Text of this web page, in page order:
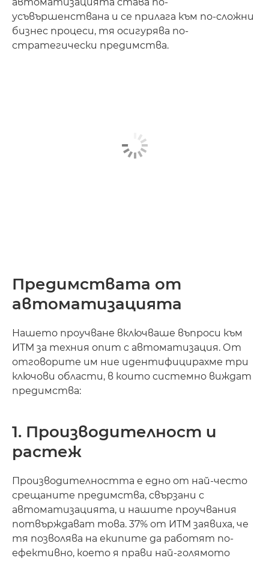
усъвършенствана и се прилага към по-сложни
бизнес процеси, тя осигурява по-
стратегически предимства.
Предимствата от
автоматизацията
Нашето проучване включваше въпроси към
ИТМ за техния опит с автоматизация. От
отговорите им ние идентифицирахме три
ключови области, в които системно виждат
предимства:
1. Производителност и
растеж
Производителността е едно от най-често
срещаните предимства, свързани с
автоматизацията, и нашите проучвания
потвърждават това. 37% от ИТМ заявиха, че
тя позволява на екипите да работят по-
ефективно, което я прави най-голямото